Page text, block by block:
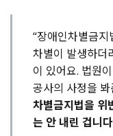
“장애인차별금지
차별이 발생하더
이 있어요. 법원
공사의 사정을 봐
차별금지법을 위
는 안 내린 겁니다